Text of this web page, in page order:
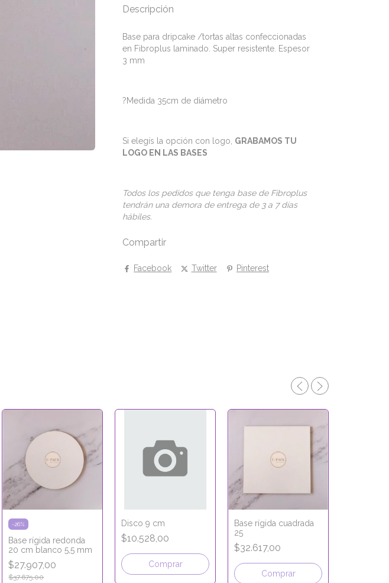
Descripción
Base para dripcake /tortas altas confeccionadas
en Fibroplus laminado. Super resistente. Espesor
3 mm
?Medida 35cm de diámetro
Si elegís la opción con logo, GRABAMOS TU
LOGO EN LAS BASES
Todos los pedidos que tenga base de Fibroplus
tendrán una demora de entrega de 3 a 7 días
hábiles.
Compartir
Facebook Twitter Pinterest
-26%
Base rígida redonda
20 cm blanco 5,5 mm
$27.907,00
$37.675,00
Disco 9 cm
$10.528,00
Comprar
Base rígida cuadrada
25
$32.617,00
Comprar